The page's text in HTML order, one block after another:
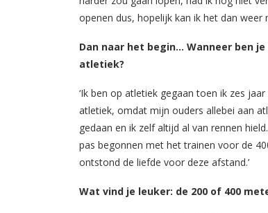
openen dus, hopelijk kan ik het dan weer
Dan naar het begin… Wanneer ben
atletiek?
‘Ik ben op atletiek gegaan toen ik zes
atletiek, omdat mijn ouders allebei aan
gedaan en ik zelf altijd al van rennen
pas begonnen met het trainen voor de
ontstond de liefde voor deze afstand.’
Wat vind je leuker: de 200 of 400